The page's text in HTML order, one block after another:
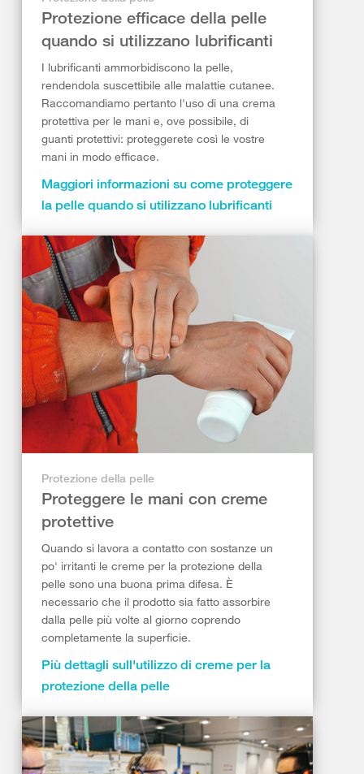
Protezione efficace della pelle
quando si utilizzano lubrificanti
I lubrificanti ammorbidiscono la pelle,
rendendola suscettibile alle malattie cutanee.
Raccomandiamo pertanto l'uso di una crema
protettiva per le mani e, ove possibile, di
guanti protettivi: proteggerete così le vostre
mani in modo efficace.
Maggiori informazioni su come proteggere
la pelle quando si utilizzano lubrificanti
Protezione della pelle
Proteggere le mani con creme
protettive
Quando si lavora a contatto con sostanze un
po' irritanti le creme per la protezione della
pelle sono una buona prima difesa. È
necessario che il prodotto sia fatto assorbire
dalla pelle più volte al giorno coprendo
completamente la superficie.
Più dettagli sull'utilizzo di creme per la
protezione della pelle